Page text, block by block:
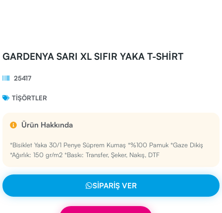
GARDENYA SARI XL SIFIR YAKA T-SHİRT
25417
TIŞÖRTLER
Ürün Hakkında
*Bisiklet Yaka 30/1 Penye Süprem Kumaş *%100 Pamuk *Gaze Dikiş
*Ağırlık: 150 gr/m2 *Baskı: Transfer, Şeker, Nakış, DTF
SIPARIŞ VER